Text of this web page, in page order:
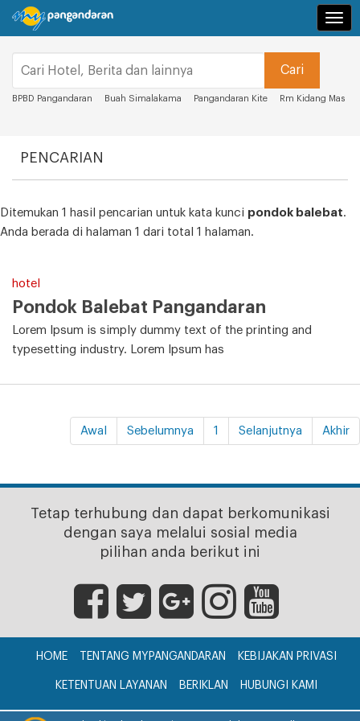
BPBD Pangandaran Buah Simalakama Pangandaran Kite Rm Kidang Mas
PENCARIAN
Ditemukan 1 hasil pencarian untuk kata kunci pondok balebat.
Anda berada di halaman 1 dari total 1 halaman.
hotel
Pondok Balebat Pangandaran
Lorem Ipsum is simply dummy text of the printing and
typesetting industry. Lorem Ipsum has
Awal Sebelumnya 1 Selanjutnya Akhir
Tetap terhubung dan dapat berkomunikasi
dengan saya melalui sosial media
pilihan anda berikut ini
HOME TENTANG MYPANGANDARAN KEBIJAKAN PRIVASI
KETENTUAN LAYANAN BERIKLAN HUBUNGI KAMI